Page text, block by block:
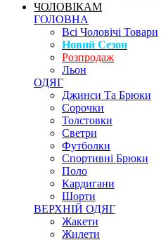
ЧОЛОВІКАМ
ГОЛОВНА
Всі Чоловічі Товари
Новий Сезон
Розпродаж
Льон
ОДЯГ
Джинси Та Брюки
Сорочки
Толстовки
Светри
Футболки
Спортивні Брюки
Поло
Кардигани
Шорти
ВЕРХНІЙ ОДЯГ
Жакети
Жилети